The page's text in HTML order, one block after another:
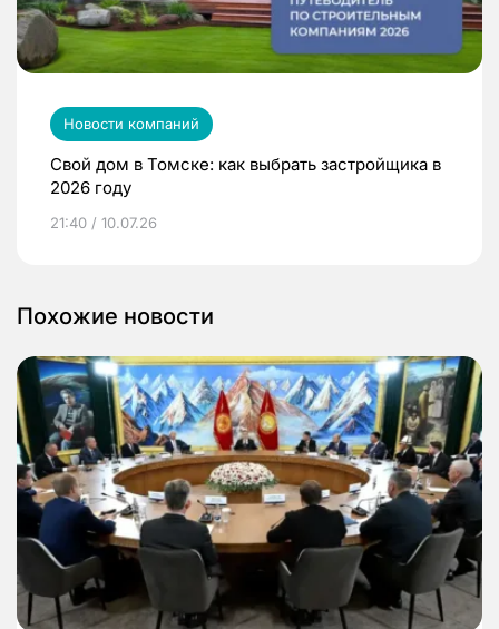
Новости компаний
Свой дом в Томске: как выбрать застройщика в
2026 году
21:40 / 10.07.26
Похожие новости